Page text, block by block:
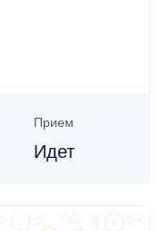
Прием
Идет